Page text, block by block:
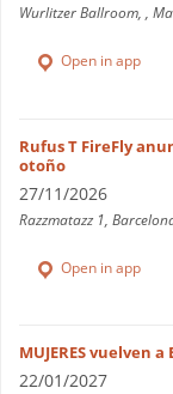
Wurlitzer Ballroom, ,
Open in app
Rufus T FireFly
otoño
27/11/2026
Razzmatazz 1,
Open in app
MUJERES vuelven
22/01/2027